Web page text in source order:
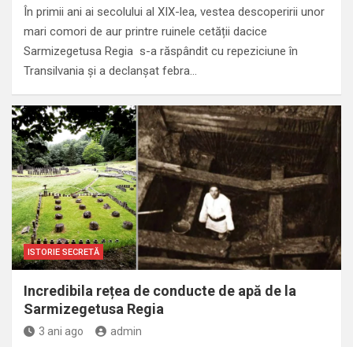
În primii ani ai secolului al XIX-lea, vestea descoperirii unor
mari comori de aur printre ruinele cetății dacice
Sarmizegetusa Regia s-a răspândit cu repeziciune în
Transilvania și a declanșat febra…
ISTORIE SECRETĂ
Incredibila rețea de conducte de apă de la
Sarmizegetusa Regia
3 ani ago admin